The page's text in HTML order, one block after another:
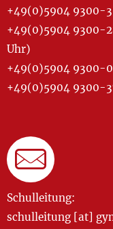
+49(0)5904 9300-
+49(0)5904 9300-
Uhr)
+49(0)5904 9300-
+49(0)5904 9300-
Schulleitung:
schulleitung [at]